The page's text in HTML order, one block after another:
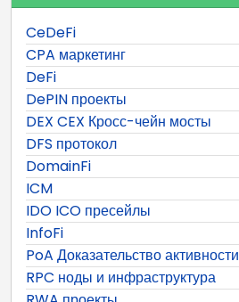
CeDeFi
CPA маркетинг
DeFi
DePIN проекты
DEX CEX Кросс-чейн мосты
DFS протокол
DomainFi
ICM
IDO ICO пресейлы
InfoFi
PoA Доказательство активности
RPC ноды и инфраструктура